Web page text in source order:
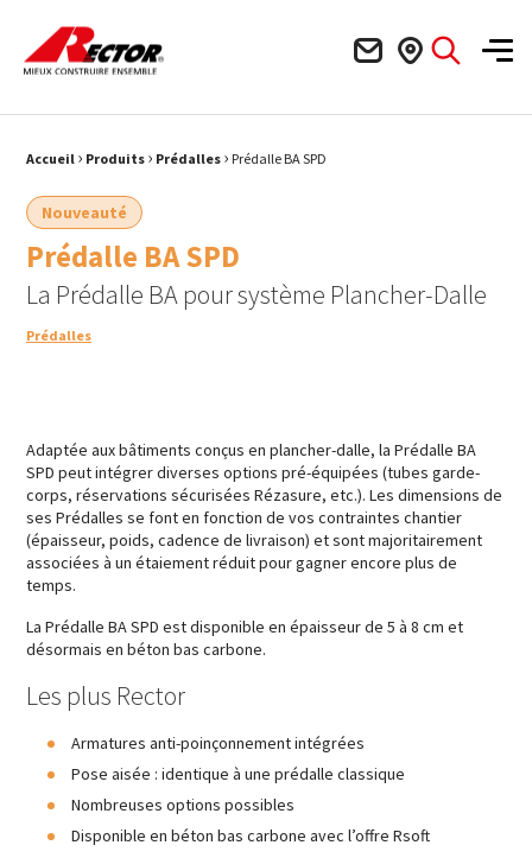
Rector Mieux construire ensemble
Fil d'Ariane :
Accueil › Produits › Prédalles › Prédalle BA SPD
Nouveauté
Prédalle BA SPD
La Prédalle BA pour système Plancher-Dalle
Prédalles
Adaptée aux bâtiments conçus en plancher-dalle, la Prédalle BA
SPD peut intégrer diverses options pré-équipées (tubes garde-
corps, réservations sécurisées Rézasure, etc.). Les dimensions de
ses Prédalles se font en fonction de vos contraintes chantier
(épaisseur, poids, cadence de livraison) et sont majoritairement
associées à un étaiement réduit pour gagner encore plus de
temps.
La Prédalle BA SPD est disponible en épaisseur de 5 à 8 cm et
désormais en béton bas carbone.
Les plus Rector
Armatures anti-poinçonnement intégrées
Pose aisée : identique à une prédalle classique
Nombreuses options possibles
Disponible en béton bas carbone avec l’offre Rsoft